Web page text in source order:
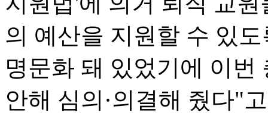
의 예산을 지원할 수 있
명문화 돼 있었기에 이
안해 심의·의결해 줬다"